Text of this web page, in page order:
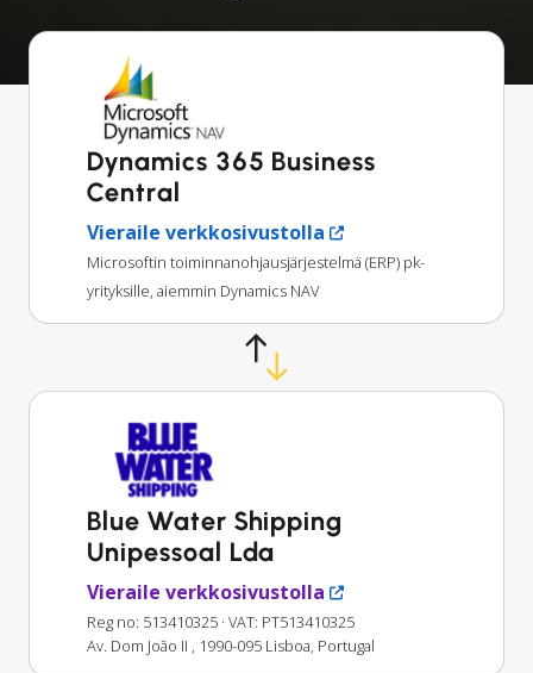
Dynamics 365 Business
Central
Vieraile verkkosivustolla
Microsoftin toiminnanohjausjärjestelmä (ERP) pk-
yrityksille, aiemmin Dynamics NAV
Blue Water Shipping
Unipessoal Lda
Vieraile verkkosivustolla
Reg no: 513410325 · VAT: PT513410325
Av. Dom João II , 1990-095 Lisboa, Portugal